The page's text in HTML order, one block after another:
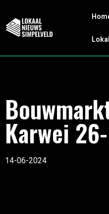
Karwei
14-06-2024